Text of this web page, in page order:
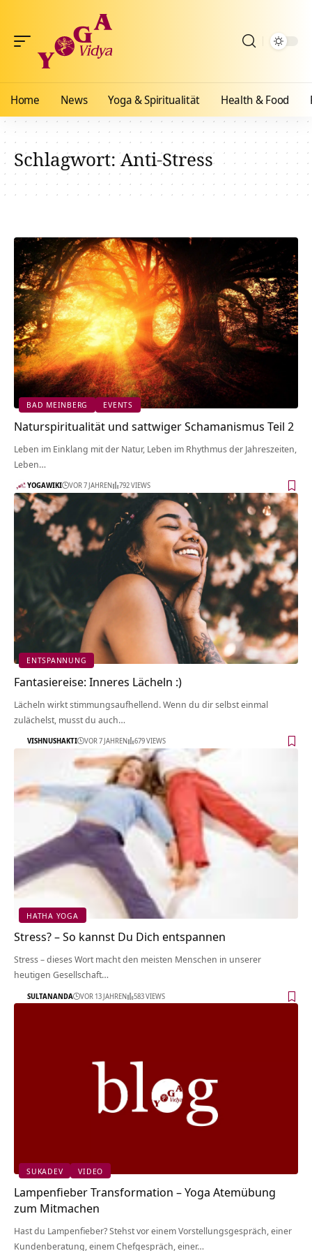
Home News Yoga & Spiritualität Health & Food
Schlagwort:Anti-Stress
BAD MEINBERG EVENTS
Naturspiritualität und sattwiger Schamanismus Teil 2
Leben im Einklang mit der Natur, Leben im Rhythmus der Jahreszeiten,
Leben…
YOGAWIKI VOR 7 JAHREN 792 VIEWS
ENTSPANNUNG
Fantasiereise: Inneres Lächeln :)
Lächeln wirkt stimmungsaufhellend. Wenn du dir selbst einmal
zulächelst, musst du auch…
VISHNUSHAKTI VOR 7 JAHREN 679 VIEWS
HATHA YOGA
Stress? – So kannst Du Dich entspannen
Stress – dieses Wort macht den meisten Menschen in unserer
heutigen Gesellschaft…
SULTANANDA VOR 13 JAHREN 583 VIEWS
SUKADEV VIDEO
Lampenfieber Transformation – Yoga Atemübung
zum Mitmachen
Hast du Lampenfieber? Stehst vor einem Vorstellungsgespräch, einer
Kundenberatung, einem Chefgespräch, einer…